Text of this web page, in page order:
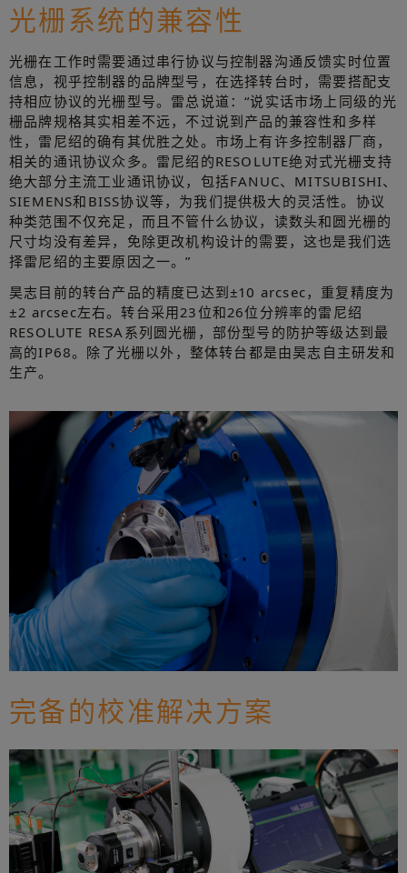
光栅系统的兼容性
光栅在工作时需要通过串行协议与控制器沟通反馈实时位置
信息，视乎控制器的品牌型号，在选择转台时，需要搭配支
持相应协议的光栅型号。雷总说道：“说实话市场上同级的光
栅品牌规格其实相差不远，不过说到产品的兼容性和多样
性，雷尼绍的确有其优胜之处。市场上有许多控制器厂商，
相关的通讯协议众多。雷尼绍的RESOLUTE绝对式光栅支持
绝大部分主流工业通讯协议，包括FANUC、MITSUBISHI、
SIEMENS和BISS协议等，为我们提供极大的灵活性。协议
种类范围不仅充足，而且不管什么协议，读数头和圆光栅的
尺寸均没有差异，免除更改机构设计的需要，这也是我们选
择雷尼绍的主要原因之一。”
昊志目前的转台产品的精度已达到±10 arcsec，重复精度为
±2 arcsec左右。转台采用23位和26位分辨率的雷尼绍
RESOLUTE RESA系列圆光栅，部份型号的防护等级达到最
高的IP68。除了光栅以外，整体转台都是由昊志自主研发和
生产。
完备的校准解决方案